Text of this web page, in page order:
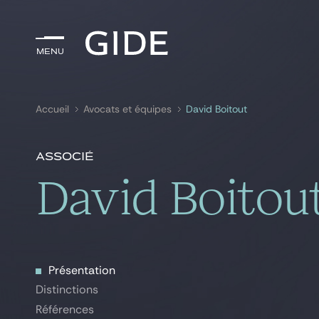
Menu
Menu
Accueil Avocats et équipes David Boitout
Associé
David
Présentation
Distinctions
Références
Présentation
Distinctions
Références